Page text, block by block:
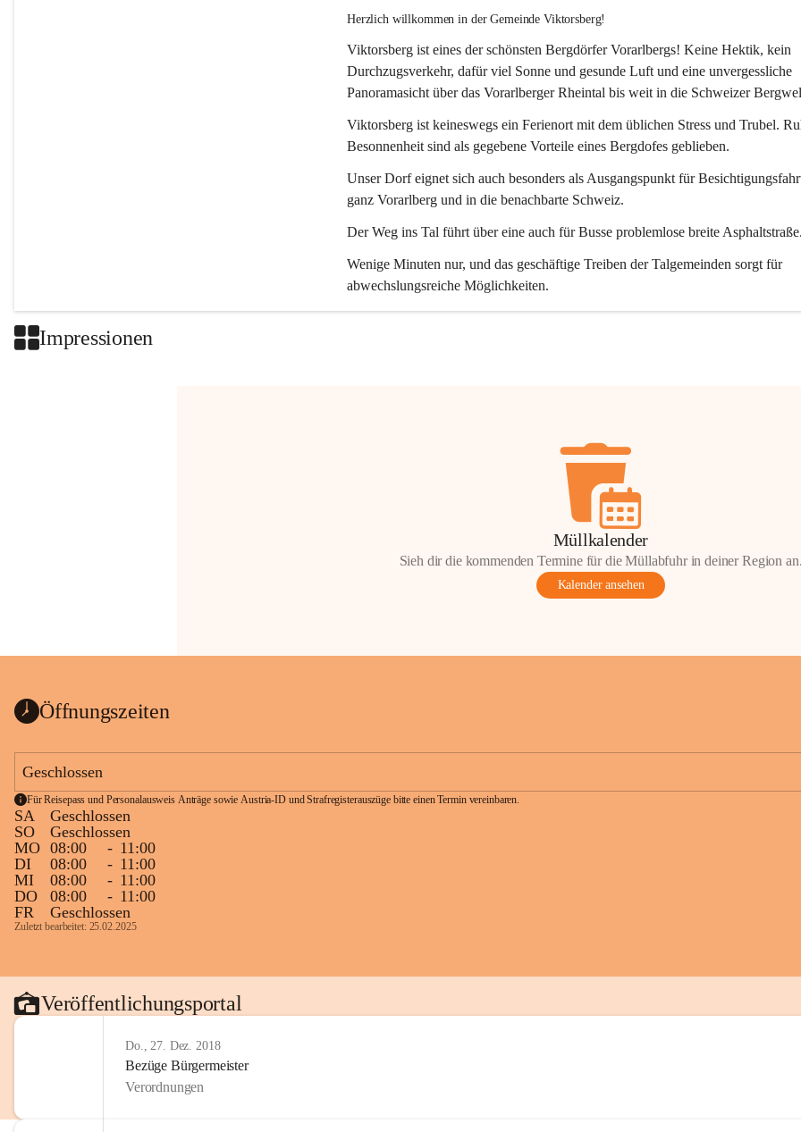
Herzlich willkommen in der Gemeinde Viktorsberg!
Viktorsberg ist eines der schönsten Bergdörfer Vorarlbergs! Keine Hektik, kein
Durchzugsverkehr, dafür viel Sonne und gesunde Luft und eine unvergessliche
Panoramasicht über das Vorarlberger Rheintal bis weit in die Schweizer
Viktorsberg ist keineswegs ein Ferienort mit dem üblichen Stress und Trubel.
Besonnenheit sind als gegebene Vorteile eines Bergdofes geblieben.
Unser Dorf eignet sich auch besonders als Ausgangspunkt für
ganz Vorarlberg und in die benachbarte Schweiz.
Der Weg ins Tal führt über eine auch für Busse problemlose breite
Wenige Minuten nur, und das geschäftige Treiben der Talgemeinden sorgt für
abwechslungsreiche Möglichkeiten.
Impressionen
Müllkalender
Sieh dir die kommenden Termine für die Müllabfuhr in deiner Region
Kalender ansehen
Öffnungszeiten
Geschlossen
Für Reisepass und Personalausweis Anträge sowie Austria-ID und Strafregisterauszüge bitte einen Termin vereinbaren.
SA
Geschlossen
SO
Geschlossen
MO 08:00 - 11:00
DI
08:00 - 11:00
MI
08:00 - 11:00
DO
08:00 - 11:00
FR
Geschlossen
Zuletzt bearbeitet: 25.02.2025
Veröffentlichungsportal
Do., 27. Dez. 2018
Bezüge Bürgermeister
Verordnungen